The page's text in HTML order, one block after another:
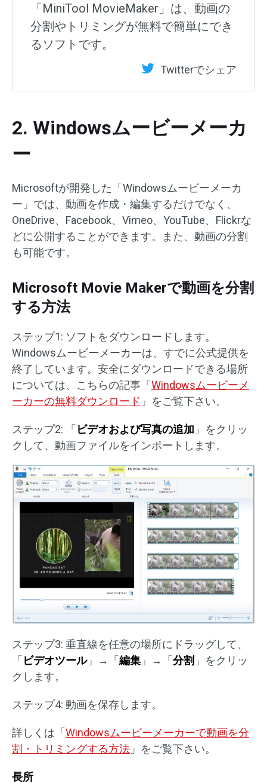
「MiniTool MovieMaker」は、動画の
分割やトリミングが無料で簡単にでき
るソフトです。
Twitterでシェア
2. Windowsムービーメーカ
ー
Microsoftが開発した「Windowsムービーメーカ
ー」では、動画を作成・編集するだけでなく、
OneDrive、Facebook、Vimeo、YouTube、Flickrな
どに公開することができます。また、動画の分割
も可能です。
Microsoft Movie Makerで動画を分割
する方法
ステップ1: ソフトをダウンロードします。
Windowsムービーメーカーは、すでに公式提供を
終了しています。安全にダウンロードできる場所
については、こちらの記事「 Windowsムービーメ
ーカーの無料ダウンロード 」をご覧下さい。
ステップ2: 「 ビデオおよび写真の追加 」をクリッ
クして、動画ファイルをインポートします。
ステップ3: 垂直線を任意の場所にドラッグして、
「 ビデオツール」→「 編集 」→「 分割 」をクリッ
クします。
ステップ4: 動画を保存します。
詳しくは「 Windowsムービーメーカーで動画を分
割・トリミングする方法 」をご覧下さい。
長所